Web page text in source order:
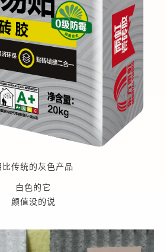
比传统的灰色产品
白色的它
颜值没的说